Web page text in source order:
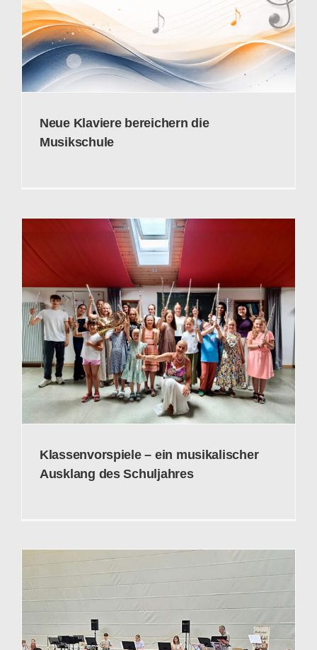
Neue Klaviere bereichern die
Musikschule
Klassenvorspiele – ein musikalischer
Ausklang des Schuljahres